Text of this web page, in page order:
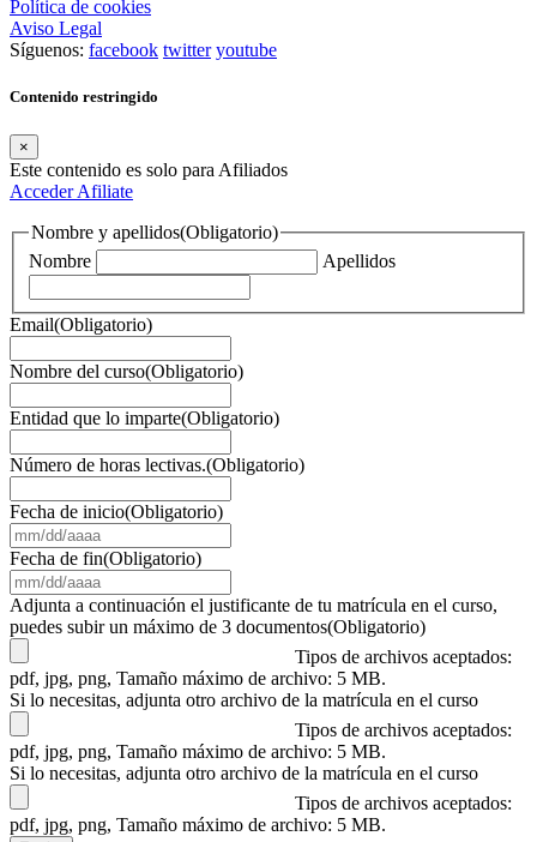
Política de cookies
Aviso Legal
Síguenos: facebook twitter youtube
Contenido restringido
×
Este contenido es solo para Afiliados
AccederAfiliate
Nombre y apellidos(Obligatorio)
Nombre
Apellidos
Email(Obligatorio)
Nombre del curso(Obligatorio)
Entidad que lo imparte(Obligatorio)
Número de horas lectivas.(Obligatorio)
Fecha de inicio(Obligatorio)
barra
DD
barra
AAAA
Fecha de fin(Obligatorio)
barra
DD
Adjunta a continuación el justificante de tu matrícula en el curso,
puedes subir un máximo de 3 documentos(Obligatorio)
Tipos de archivos aceptados:
pdf, jpg, png, Tamaño máximo de archivo: 5 MB.
Si lo necesitas, adjunta otro archivo de la matrícula en el curso
Tipos de archivos aceptados:
pdf, jpg, png, Tamaño máximo de archivo: 5 MB.
Si lo necesitas, adjunta otro archivo de la matrícula en el curso
Tipos de archivos aceptados:
pdf, jpg, png, Tamaño máximo de archivo: 5 MB.